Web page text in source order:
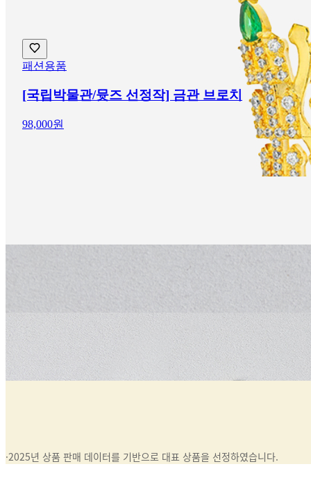
패션용품
[국립박물관/뮷즈 선정작] 금관 브로치
98,000원
·2025년 상품 판매 데이터를 기반으로 대표 상품을 선정하였습니다.